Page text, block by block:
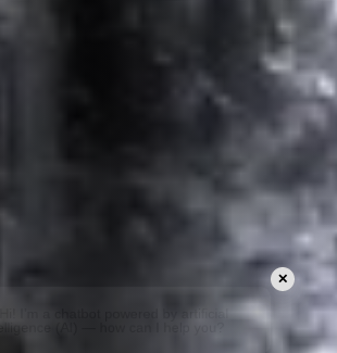
✕
I’m a chatbot powered by artificial
(AI) — how can I help you?